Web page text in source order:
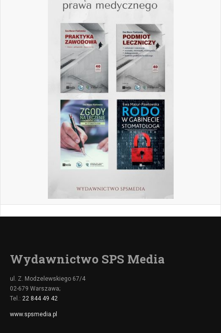
Wydawnictwo SPS Media
ul. Z. Modzelewskiego 67/4
02-679 Warszawa;
Tel.: 22 844 49 42
www.spsmedia.pl